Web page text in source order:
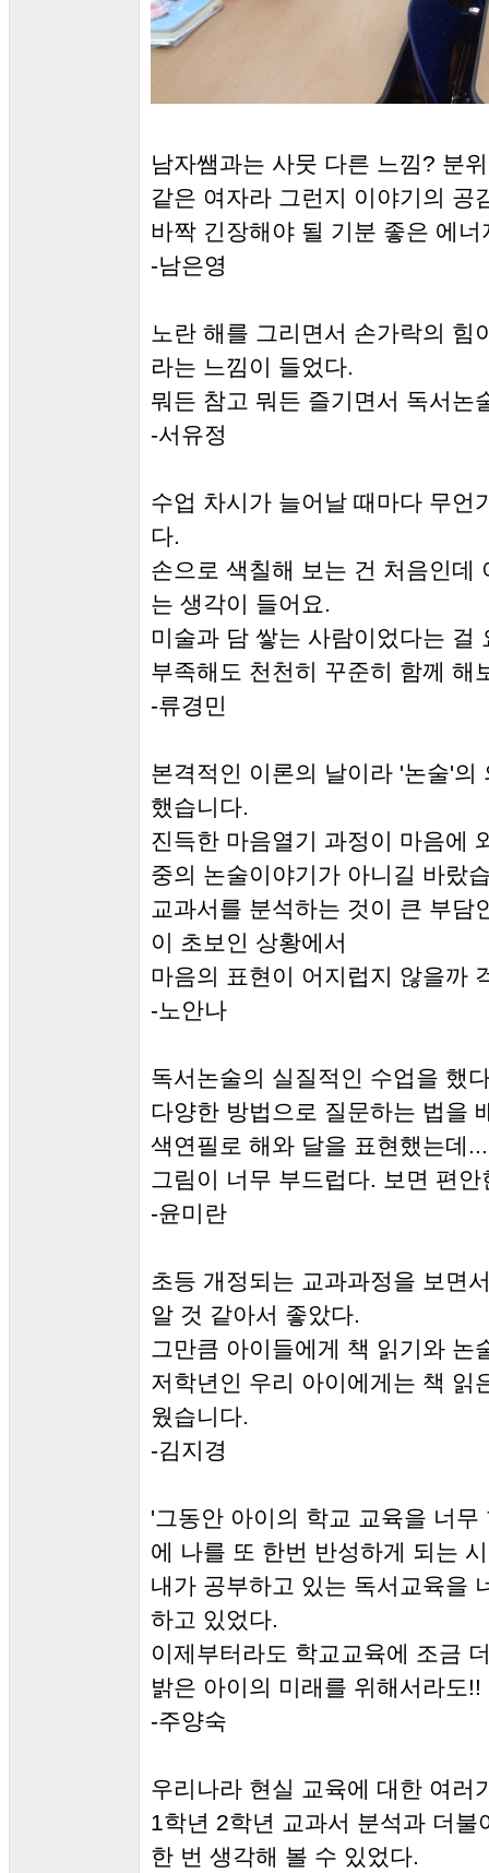
남자쌤과는 사뭇 다른 느낌? 분
같은 여자라 그런지 이야기의 공
바짝 긴장해야 될 기분 좋은 에
-남은영
노란 해를 그리면서 손가락의 힘
라는 느낌이 들었다.
뭐든 참고 뭐든 즐기면서 독서논
-서유정
수업 차시가 늘어날 때마다 무언
다.
손으로 색칠해 보는 건 처음인데
는 생각이 들어요.
미술과 담 쌓는 사람이었다는 걸
부족해도 천천히 꾸준히 함께 해
-류경민
본격적인 이론의 날이라 '논술'
했습니다.
진득한 마음열기 과정이 마음에
중의 논술이야기가 아니길 바랐
교과서를 분석하는 것이 큰 부담
이 초보인 상황에서
마음의 표현이 어지럽지 않을까
-노안나
독서논술의 실질적인 수업을 했
다양한 방법으로 질문하는 법을
색연필로 해와 달을 표현했는데...
그림이 너무 부드럽다. 보면 편
-윤미란
초등 개정되는 교과과정을 보면
알 것 같아서 좋았다.
그만큼 아이들에게 책 읽기와 논
저학년인 우리 아이에게는 책 읽
웠습니다.
-김지경
'그동안 아이의 학교 교육을 너
에 나를 또 한번 반성하게 되는
내가 공부하고 있는 독서교육을
하고 있었다.
이제부터라도 학교교육에 조금
밝은 아이의 미래를 위해서라도!!
-주양숙
우리나라 현실 교육에 대한 여러
1학년 2학년 교과서 분석과 더
한 번 생각해 볼 수 있었다.